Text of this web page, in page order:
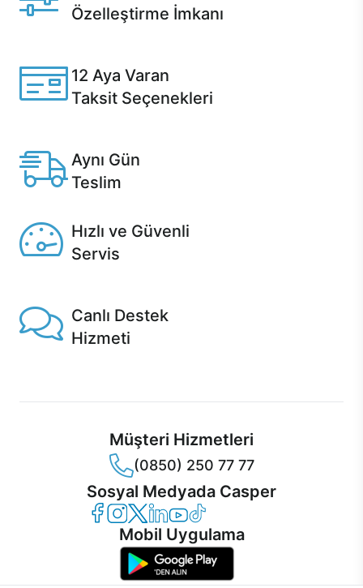
Özelleştirme İmkanı
12 Aya Varan
Taksit Seçenekleri
Aynı Gün
Teslim
Hızlı ve Güvenli
Servis
Canlı Destek
Hizmeti
Müşteri Hizmetleri
(0850) 250 77 77
Sosyal Medyada Casper
Casper Facebook
Casper Instagram
Casper Twitter
Casper LinkedIn
Casper YouTube
Casper TikTok
Mobil Uygulama